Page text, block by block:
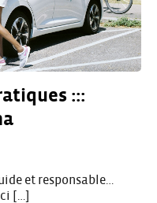
:::
et responsable…
[…]